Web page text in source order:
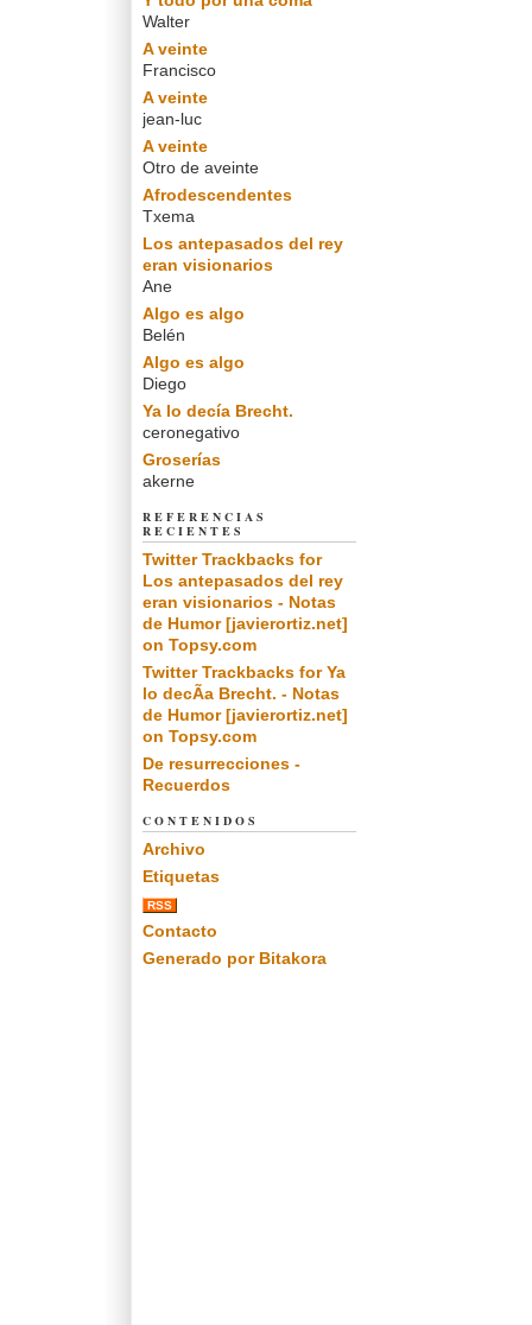
Walter
A veinte
Francisco
A veinte
jean-luc
A veinte
Otro de aveinte
Afrodescendentes
Txema
Los antepasados del rey
eran visionarios
Ane
Algo es algo
Belén
Algo es algo
Diego
Ya lo decía Brecht.
ceronegativo
Groserías
akerne
REFERENCIAS
RECIENTES
Twitter Trackbacks for
Los antepasados del rey
eran visionarios - Notas
de Humor [javierortiz.net]
on Topsy.com
Twitter Trackbacks for Ya
lo decÃ­a Brecht. - Notas
de Humor [javierortiz.net]
on Topsy.com
De resurrecciones -
Recuerdos
CONTENIDOS
Archivo
Etiquetas
RSS
Contacto
Generado por Bitakora